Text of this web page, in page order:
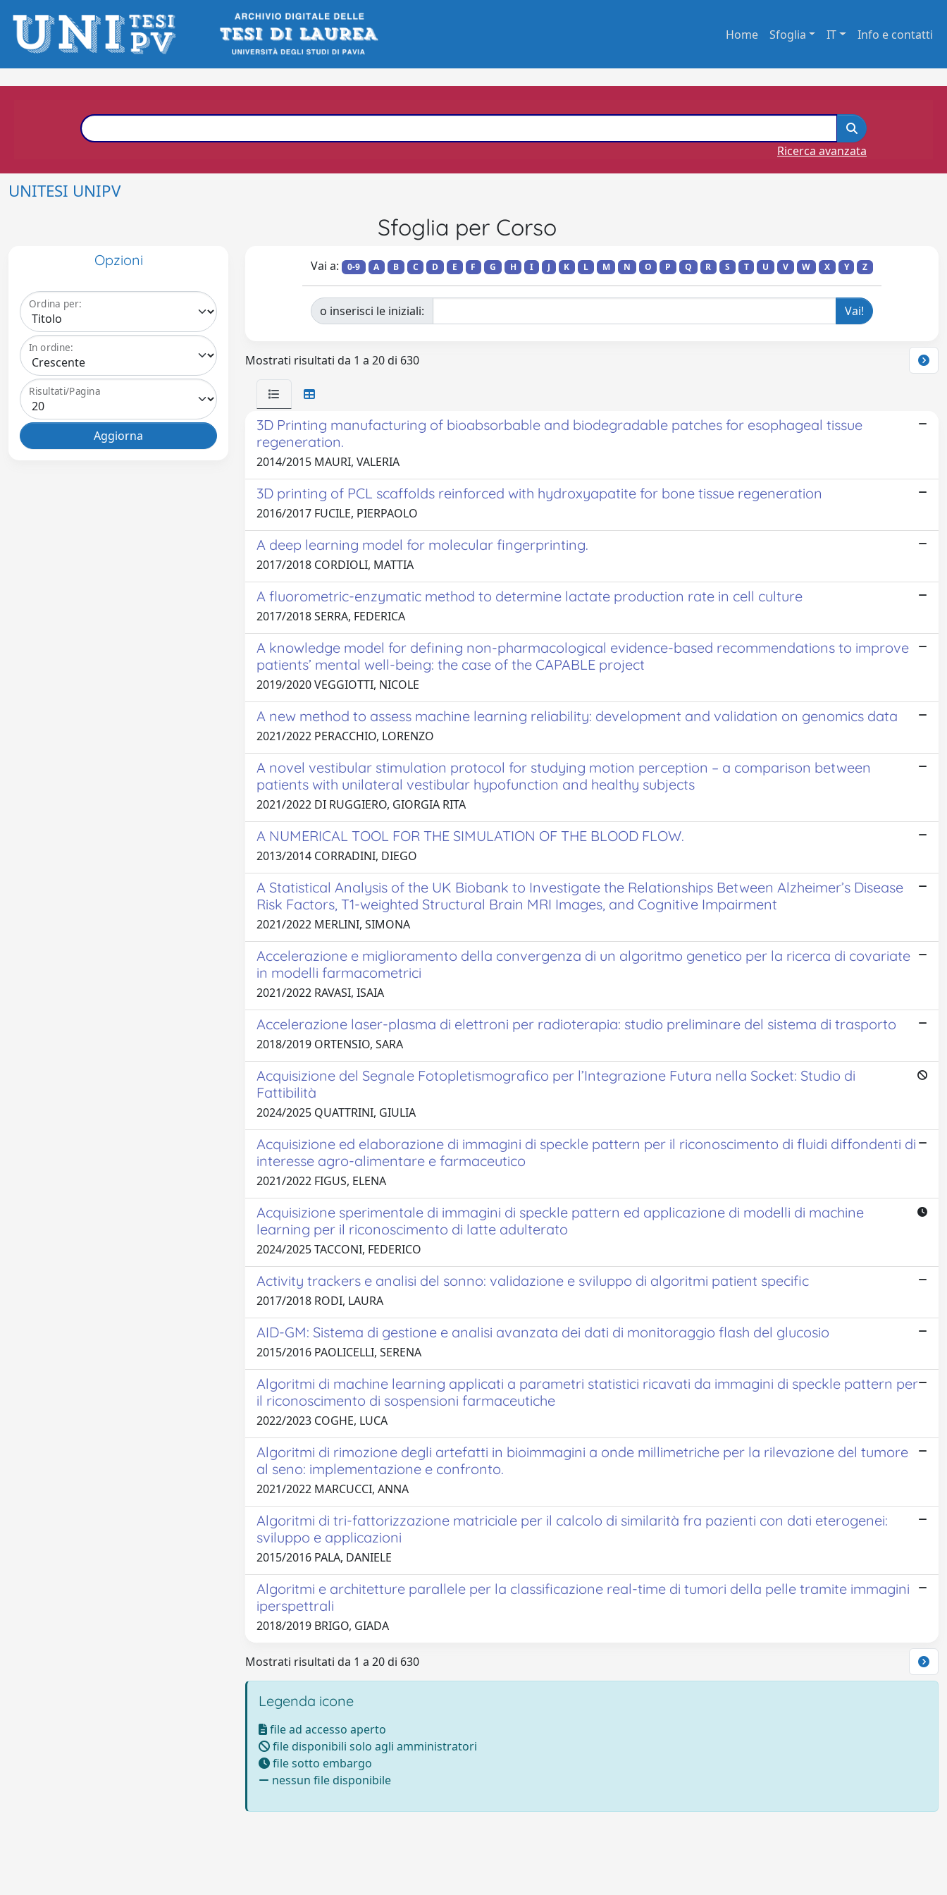
Home Sfoglia IT Info e contatti
Ricerca avanzata
UNITESI UNIPV
Sfoglia per Corso
Opzioni
Ordina per:
In ordine:
Risultati/Pagina
Vai a: 0-9 A B C D E F G H I J K L M N O P Q R S T U V W X Y Z
o inserisci le iniziali:
Mostrati risultati da 1 a 20 di 630
3D Printing manufacturing of bioabsorbable and biodegradable patches for esophageal tissue
regeneration.
2014/2015 MAURI, VALERIA
3D printing of PCL scaffolds reinforced with hydroxyapatite for bone tissue regeneration
2016/2017 FUCILE, PIERPAOLO
A deep learning model for molecular fingerprinting.
2017/2018 CORDIOLI, MATTIA
A fluorometric-enzymatic method to determine lactate production rate in cell culture
2017/2018 SERRA, FEDERICA
A knowledge model for defining non-pharmacological evidence-based recommendations to improve
patients’ mental well-being: the case of the CAPABLE project
2019/2020 VEGGIOTTI, NICOLE
A new method to assess machine learning reliability: development and validation on genomics data
2021/2022 PERACCHIO, LORENZO
A novel vestibular stimulation protocol for studying motion perception – a comparison between
patients with unilateral vestibular hypofunction and healthy subjects
2021/2022 DI RUGGIERO, GIORGIA RITA
A NUMERICAL TOOL FOR THE SIMULATION OF THE BLOOD FLOW.
2013/2014 CORRADINI, DIEGO
A Statistical Analysis of the UK Biobank to Investigate the Relationships Between Alzheimer’s Disease
Risk Factors, T1-weighted Structural Brain MRI Images, and Cognitive Impairment
2021/2022 MERLINI, SIMONA
Accelerazione e miglioramento della convergenza di un algoritmo genetico per la ricerca di covariate
in modelli farmacometrici
2021/2022 RAVASI, ISAIA
Accelerazione laser-plasma di elettroni per radioterapia: studio preliminare del sistema di trasporto
2018/2019 ORTENSIO, SARA
Acquisizione del Segnale Fotopletismografico per l’Integrazione Futura nella Socket: Studio di
Fattibilità
2024/2025 QUATTRINI, GIULIA
Acquisizione ed elaborazione di immagini di speckle pattern per il riconoscimento di fluidi diffondenti di
interesse agro-alimentare e farmaceutico
2021/2022 FIGUS, ELENA
Acquisizione sperimentale di immagini di speckle pattern ed applicazione di modelli di machine
learning per il riconoscimento di latte adulterato
2024/2025 TACCONI, FEDERICO
Activity trackers e analisi del sonno: validazione e sviluppo di algoritmi patient specific
2017/2018 RODI, LAURA
AID-GM: Sistema di gestione e analisi avanzata dei dati di monitoraggio flash del glucosio
2015/2016 PAOLICELLI, SERENA
Algoritmi di machine learning applicati a parametri statistici ricavati da immagini di speckle pattern per
il riconoscimento di sospensioni farmaceutiche
2022/2023 COGHE, LUCA
Algoritmi di rimozione degli artefatti in bioimmagini a onde millimetriche per la rilevazione del tumore
al seno: implementazione e confronto.
2021/2022 MARCUCCI, ANNA
Algoritmi di tri-fattorizzazione matriciale per il calcolo di similarità fra pazienti con dati eterogenei:
sviluppo e applicazioni
2015/2016 PALA, DANIELE
Algoritmi e architetture parallele per la classificazione real-time di tumori della pelle tramite immagini
iperspettrali
2018/2019 BRIGO, GIADA
Mostrati risultati da 1 a 20 di 630
Legenda icone
file ad accesso aperto
file disponibili solo agli amministratori
file sotto embargo
nessun file disponibile